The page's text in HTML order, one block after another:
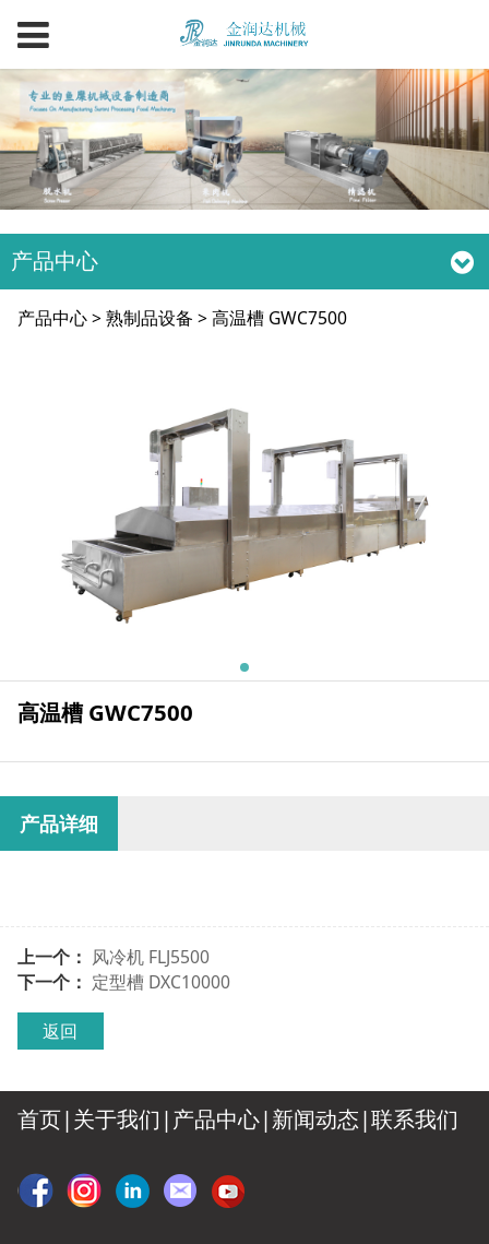
产品中心
高温槽 GWC7500
产品中心>熟制品设备 >高温槽 GWC7500
高温槽 GWC7500
产品详细
上一个： 风冷机 FLJ5500
下一个： 定型槽 DXC10000
返回
首页|关于我们 |产品中心|新闻动态|联系我们